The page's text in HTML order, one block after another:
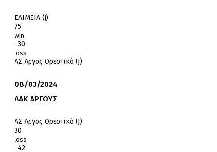
ΕΛΙΜΕΙΑ (j)
75
win
: 30
loss
ΑΣ Άργος Ορεστικό (J)
08/03/2024
ΔΑΚ ΑΡΓΟΥΣ
ΑΣ Άργος Ορεστικό (J)
30
loss
: 42